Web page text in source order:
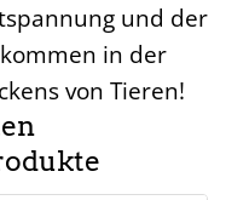
und der
in der
von Tieren!